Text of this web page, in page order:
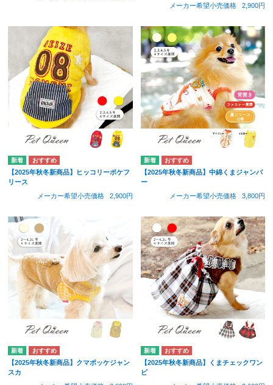
メーカー希望小売価格
2,900円
【2025年秋冬新商品】ヒッコリーポケフ
リース
メーカー希望小売価格
2,900円
【2025年秋冬新商品】中綿くまジャンパ
ー
メーカー希望小売価格
3,800円
【2025年秋冬新商品】クマポッケジャン
スカ
【2025年秋冬新商品】くまチェックワン
ピ